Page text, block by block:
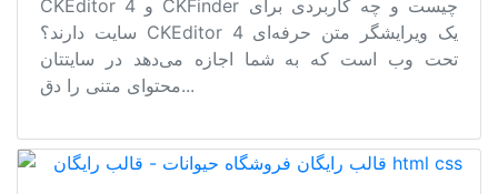
CKEditor 4 و CKFinder چیست و چه کاربردی برای
سایت دارند؟ CKEditor 4 یک ویرایشگر متن حرفه‌ای
تحت وب است که به شما اجازه می‌دهد در سایتتان
محتوای متنی را دق...